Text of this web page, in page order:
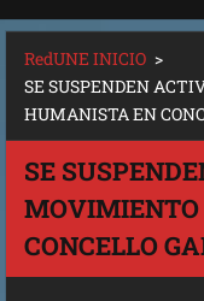
RedUNE INICIO >
SE SUSPENDEN
HUMANISTA EN
SE
CONCELLO